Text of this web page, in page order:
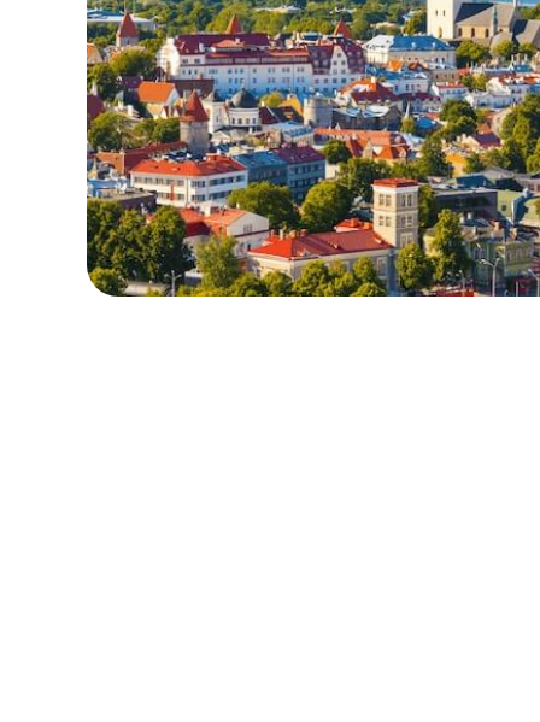
データプランを利用する
安定したインターネット接続
ローミング費用を回避
24時間年中無休のカスタマーサービス
簡単なインストール
国内の電話番号をそのままキープ
ローカル・周遊プラン